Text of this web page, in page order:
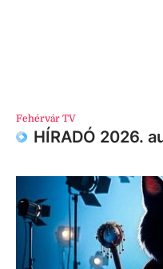
Fehérvár TV
HÍRADÓ 2026.